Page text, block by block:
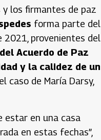
y los firmantes de paz
forma parte del
provenientes del
Acuerdo de Paz
y la calidez de un
caso de María Darsy,
estar en una casa
en estas fechas”,